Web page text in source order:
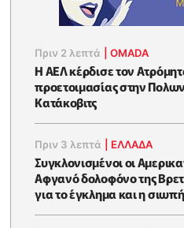
Πριν 2 λεπτά |OMADA
Η ΑΕΛ κέρδισε τον
προετοιμασίας στην
Κατάκοβιτς
Πριν 3 λεπτά ΕΛΛΑΔΑ
Συγκλονισμένοι οι
Αφγανό δολοφόνο της
για το έγκλημα και η